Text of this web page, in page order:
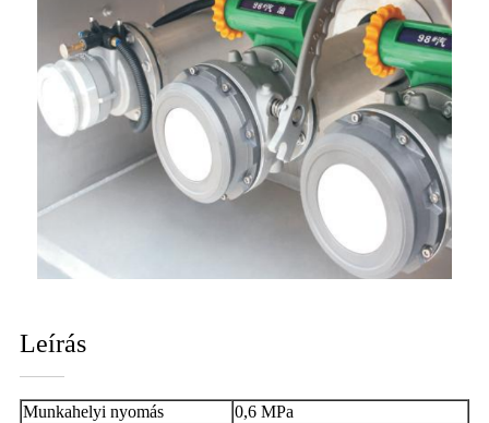
Leírás
Munkahelyi nyomás
0,6 MPa